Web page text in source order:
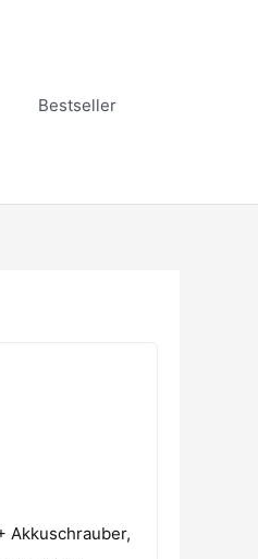
Bestseller
Akkuschrauber,